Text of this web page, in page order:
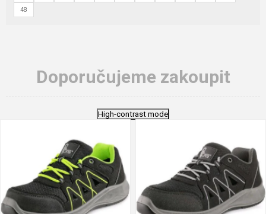
48
Doporučujeme zakoupit
High-contrast mode